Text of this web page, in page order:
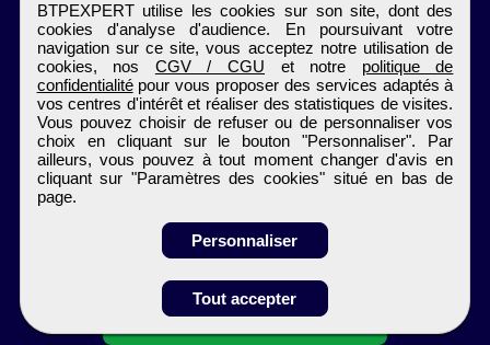
Obtenir ses
coordonnées
BTPEXPERT utilise les cookies sur son site, dont des
cookies d'analyse d'audience. En poursuivant votre
navigation sur ce site, vous acceptez notre utilisation de
cookies, nos CGV / CGU et notre politique de
confidentialitépour vous proposer des services adaptés à
vos centres d'intérêt et réaliser des statistiques de visites.
Vous pouvez choisir de refuser ou de personnaliser vos
choix en cliquant sur le bouton "Personnaliser". Par
ailleurs, vous pouvez à tout moment changer d'avis en
cliquant sur "Paramètres des cookies" situé en bas de
page.
Personnaliser
Tout accepter
BTPEXPERT
Tous droits réservés © 1999 - 2026